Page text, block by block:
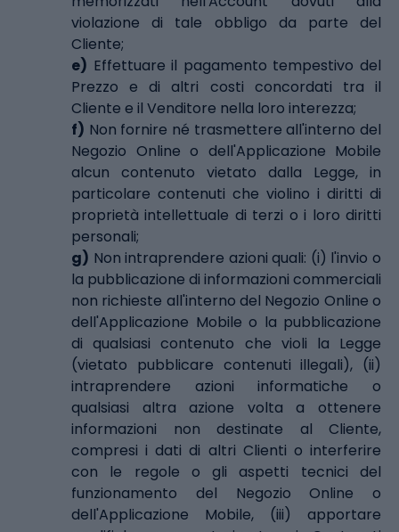
violazione di tale obbligo da parte del
Cliente;
e) Effettuare il pagamento tempestivo del
Prezzo e di altri costi concordati tra il
Cliente e il Venditore nella loro interezza;
f) Non fornire né trasmettere all'interno del
Negozio Online o dell'Applicazione Mobile
alcun contenuto vietato dalla Legge, in
particolare contenuti che violino i diritti di
proprietà intellettuale di terzi o i loro diritti
personali;
g) Non intraprendere azioni quali: (i) l'invio o
la pubblicazione di informazioni commerciali
non richieste all'interno del Negozio Online o
dell'Applicazione Mobile o la pubblicazione
di qualsiasi contenuto che violi la Legge
(vietato pubblicare contenuti illegali), (ii)
intraprendere azioni informatiche o
qualsiasi altra azione volta a ottenere
informazioni non destinate al Cliente,
compresi i dati di altri Clienti o interferire
con le regole o gli aspetti tecnici del
funzionamento del Negozio Online o
dell'Applicazione Mobile, (iii) apportare